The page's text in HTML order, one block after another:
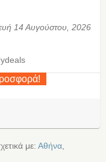
14 Αυγούστου, 2026
με: Αθήνα